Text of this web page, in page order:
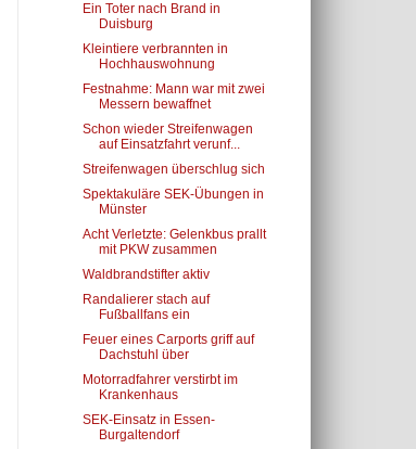
Ein Toter nach Brand in
Duisburg
Kleintiere verbrannten in
Hochhauswohnung
Festnahme: Mann war mit zwei
Messern bewaffnet
Schon wieder Streifenwagen
auf Einsatzfahrt verunf...
Streifenwagen überschlug sich
Spektakuläre SEK-Übungen in
Münster
Acht Verletzte: Gelenkbus prallt
mit PKW zusammen
Waldbrandstifter aktiv
Randalierer stach auf
Fußballfans ein
Feuer eines Carports griff auf
Dachstuhl über
Motorradfahrer verstirbt im
Krankenhaus
SEK-Einsatz in Essen-
Burgaltendorf